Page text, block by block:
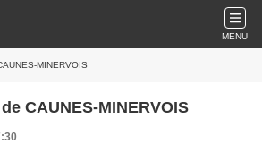
MENU
MINERVOIS
CAUNES-MINERVOIS